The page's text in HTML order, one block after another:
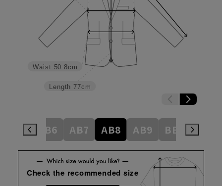
Length 77cm
Waist 50.8cm
AB6 AB7 AB8 AB9 BE3
Check the recommended size